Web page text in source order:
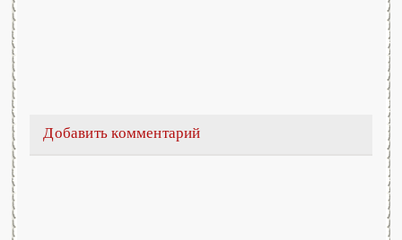
Добавить комментарий